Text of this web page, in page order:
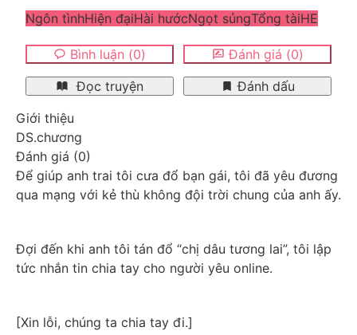
Ngôn tìnhHiện đạiHài hướcNgọt sủngTổng tàiHE
Bình luận (0) Đánh giá (0)
Đọc truyện
Đánh dấu
Giới thiệu
DS.chương
Đánh giá (0)
Để giúp anh trai tôi cưa đổ bạn gái, tôi đã yêu đương
qua mạng với kẻ thù không đội trời chung của anh ấy.
Đợi đến khi anh tôi tán đổ “chị dâu tương lai”, tôi lập
tức nhắn tin chia tay cho người yêu online.
[Xin lỗi, chúng ta chia tay đi.]